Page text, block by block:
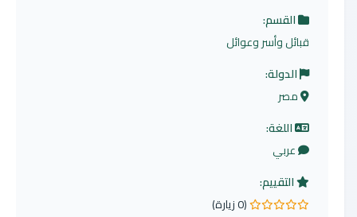
القسم:
قبائل وأسر وعوائل
الدولة:
مصر
اللغة:
عربي
التقييم:
0.0 من 5 نجوم
(0 زيارة)